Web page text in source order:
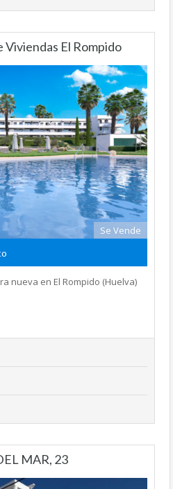
El Rompido
Se Vende
nueva en El Rompido (Huelva)
MAR, 23